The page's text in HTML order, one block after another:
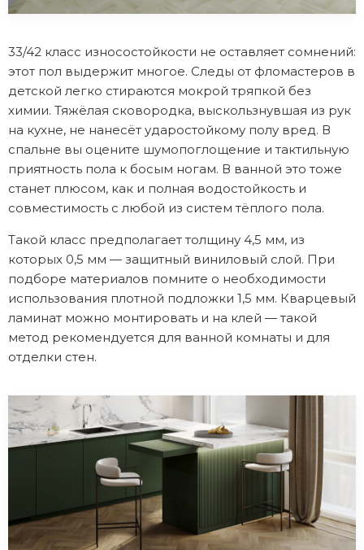
33/42 класс износостойкости не оставляет сомнений:
этот пол выдержит многое. Следы от фломастеров в
детской легко стираются мокрой тряпкой без
химии. Тяжёлая сковородка, выскользнувшая из рук
на кухне, не нанесёт ударостойкому полу вред. В
спальне вы оцените шумопоглощение и тактильную
приятность пола к босым ногам. В ванной это тоже
станет плюсом, как и полная водостойкость и
совместимость с любой из систем тёплого пола.
Такой класс предполагает толщину 4,5 мм, из
которых 0,5 мм — защитный виниловый слой. При
подборе материалов помните о необходимости
использования плотной подложки 1,5 мм. Кварцевый
ламинат можно монтировать и на клей — такой
метод рекомендуется для ванной комнаты и для
отделки стен.